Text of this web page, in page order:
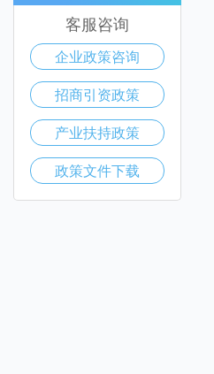
客服咨询
企业政策咨询
招商引资政策
产业扶持政策
政策文件下载